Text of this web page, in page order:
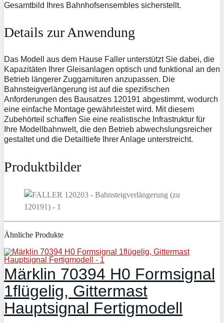
Gesamtbild Ihres Bahnhofsensembles sicherstellt.
Details zur Anwendung
Das Modell aus dem Hause Faller unterstützt Sie dabei, die
Kapazitäten Ihrer Gleisanlagen optisch und funktional an den
Betrieb längerer Zuggarnituren anzupassen. Die
Bahnsteigverlängerung ist auf die spezifischen
Anforderungen des Bausatzes 120191 abgestimmt, wodurch
eine einfache Montage gewährleistet wird. Mit diesem
Zubehörteil schaffen Sie eine realistische Infrastruktur für
Ihre Modellbahnwelt, die den Betrieb abwechslungsreicher
gestaltet und die Detailtiefe Ihrer Anlage unterstreicht.
Produktbilder
Ähnliche Produkte
Märklin 70394 H0 Formsignal
1flügelig, Gittermast
Hauptsignal Fertigmodell